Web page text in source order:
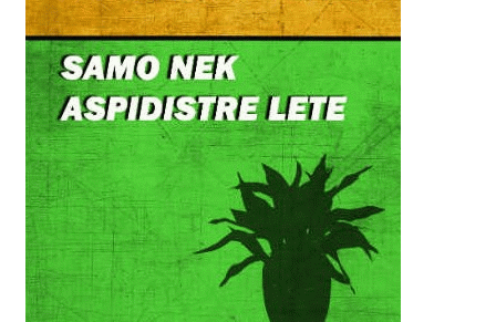
Privatnost podataka
Terms of Use
Uvjeti prodaje i dostava